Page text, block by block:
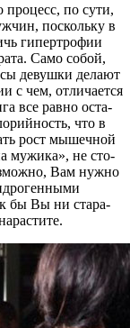
процесс, по сути,
поскольку в
ги­пер­тро­фии
Само собой,
девушки делают
с чем, отличается
все рав­но ос­та­
что в
рост мышечной
му­жи­ка», не сто­
Вам нужно
бы Вы ни ста­ра­